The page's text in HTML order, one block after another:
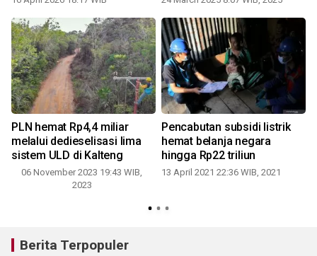
PLN hemat Rp4,4 miliar
melalui dedieselisasi lima
sistem ULD di Kalteng
06 November 2023 19:43 WIB,
2023
Pencabutan subsidi listrik
hemat belanja negara
hingga Rp22 triliun
13 April 2021 22:36 WIB, 2021
Berita Terpopuler